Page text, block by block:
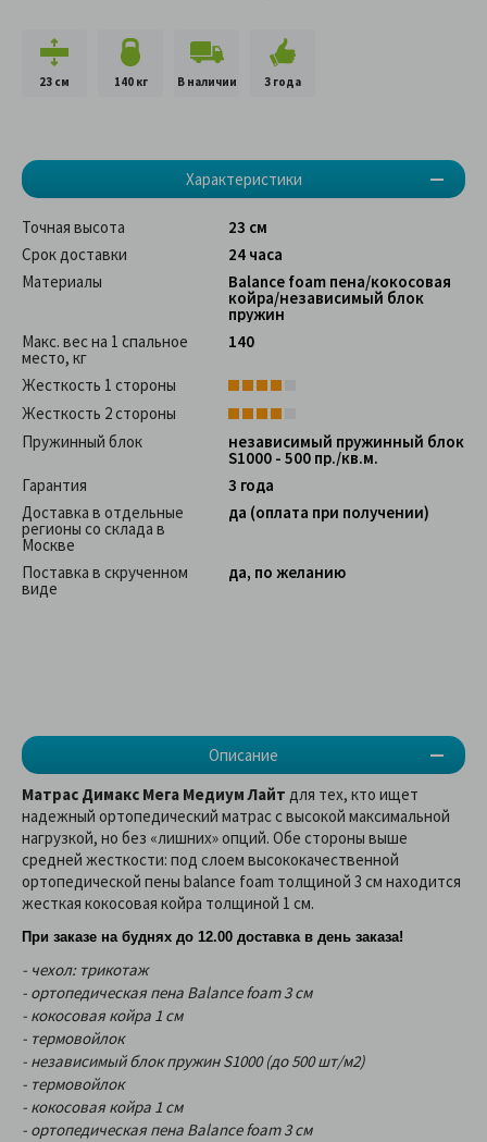
23 см 140 кг В наличии 3 года
Характеристики
Описание
Точная высота
23 см
Срок доставки
24 часа
Материалы
Balance foam пена/кокосовая
койра/независимый блок
пружин
Макс. вес на 1 спальное
место, кг
140
Жесткость 1 стороны
Жесткость 2 стороны
Пружинный блок
независимый пружинный блок
S1000 - 500 пр./кв.м.
Гарантия
3 года
Доставка в отдельные
регионы со склада в
Москве
да (оплата при получении)
Поставка в скрученном
виде
да, по желанию
Матрас Димакс Мега Медиум Лайт для тех, кто ищет
надежный ортопедический матрас с высокой максимальной
нагрузкой, но без «лишних» опций. Обе стороны выше
средней жесткости: под слоем высококачественной
ортопедической пены balance foam толщиной 3 см находится
жесткая кокосовая койра толщиной 1 см.
При заказе на буднях до 12.00 доставка в день заказа!
- чехол: трикотаж
- ортопедическая пена Balance foam 3 см
- кокосовая койра 1 см
- термовойлок
- независимый блок пружин S1000 (до 500 шт/м2)
- термовойлок
- кокосовая койра 1 см
- ортопедическая пена Balance foam 3 см